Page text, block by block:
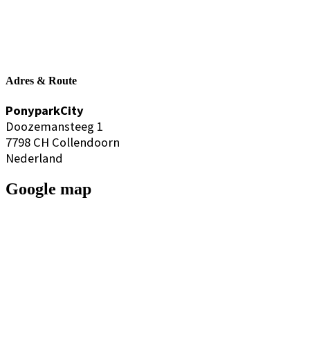
Adres & Route
PonyparkCity
Doozemansteeg 1
7798 CH Collendoorn
Nederland
Google map